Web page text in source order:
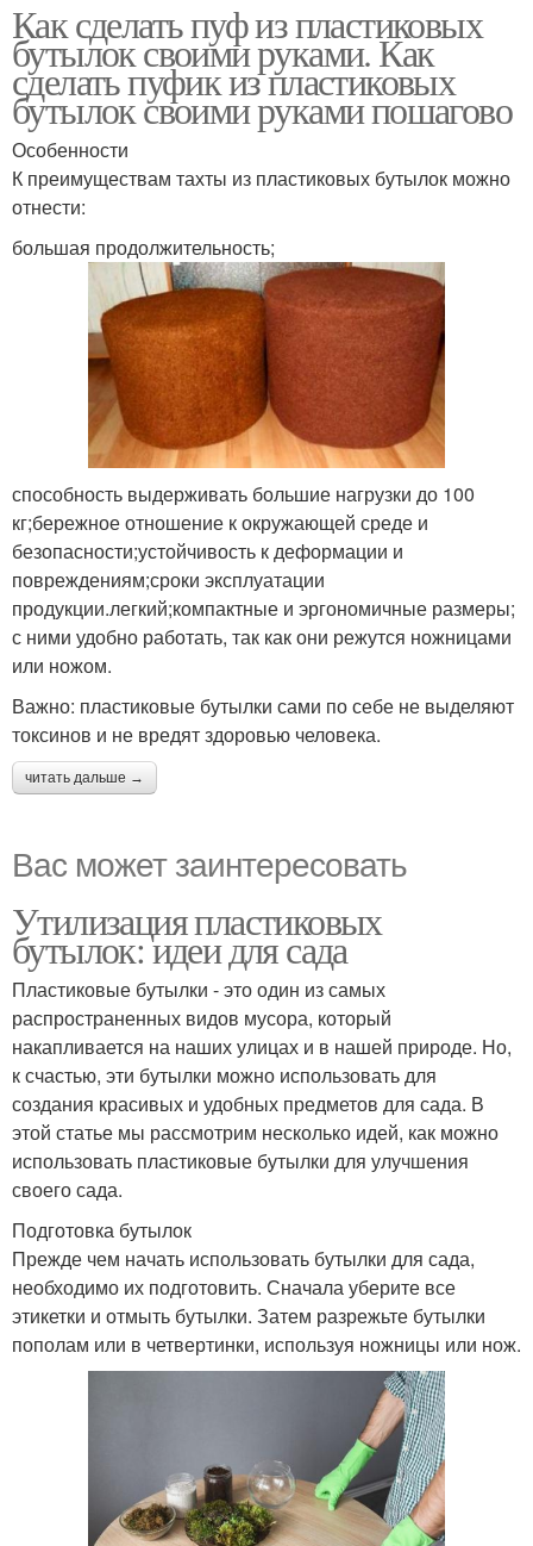
Как сделать пуф из пластиковых
бутылок своими руками. Как
сделать пуфик из пластиковых
бутылок своими руками пошагово
Особенности
К преимуществам тахты из пластиковых бутылок можно
отнести:
большая продолжительность;
способность выдерживать большие нагрузки до 100
кг;бережное отношение к окружающей среде и
безопасности;устойчивость к деформации и
повреждениям;сроки эксплуатации
продукции.легкий;компактные и эргономичные размеры;
с ними удобно работать, так как они режутся ножницами
или ножом.
Важно: пластиковые бутылки сами по себе не выделяют
токсинов и не вредят здоровью человека.
читать дальше →
Вас может заинтересовать
Утилизация пластиковых
бутылок: идеи для сада
Пластиковые бутылки - это один из самых
распространенных видов мусора, который
накапливается на наших улицах и в нашей природе. Но,
к счастью, эти бутылки можно использовать для
создания красивых и удобных предметов для сада. В
этой статье мы рассмотрим несколько идей, как можно
использовать пластиковые бутылки для улучшения
своего сада.
Подготовка бутылок
Прежде чем начать использовать бутылки для сада,
необходимо их подготовить. Сначала уберите все
этикетки и отмыть бутылки. Затем разрежьте бутылки
пополам или в четвертинки, используя ножницы или нож.